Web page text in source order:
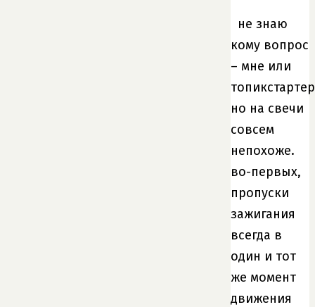
не знаю
кому вопрос
– мне или
но на свечи
совсем
непохоже.
во-первых,
пропуски
зажигания
всегда в
один и тот
же момент
движения